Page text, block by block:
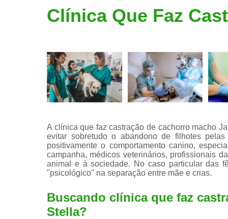
tártaro
Clínica Que Faz
A clínica que faz castração de cachorro macho
evitar sobretudo o abandono de filhotes
positivamente o comportamento canino,
campanha, médicos veterinários, profissionais
animal e à sociedade. No caso particular das
"psicológico" na separação entre mãe e crias.
Buscando clínica que faz
Stella?